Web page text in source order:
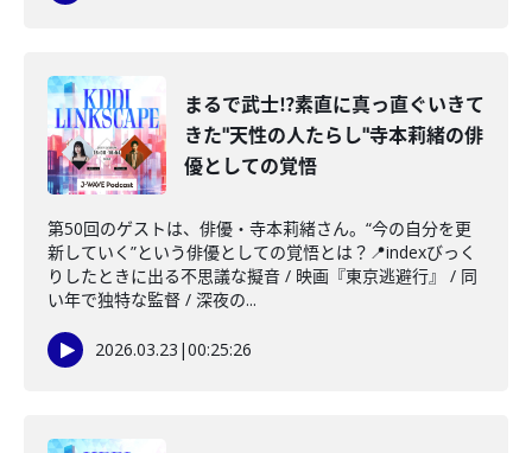
まるで武士⁉︎素直に真っ直ぐいきて
きた"天性の人たらし"寺本莉緒の俳
優としての覚悟
第50回のゲストは、俳優・寺本莉緒さん。“今の自分を更
新していく”という俳優としての覚悟とは？📍indexびっく
りしたときに出る不思議な擬音 / 映画『東京逃避行』 / 同
い年で独特な監督 / 深夜の...
2026.03.23 |00:25:26